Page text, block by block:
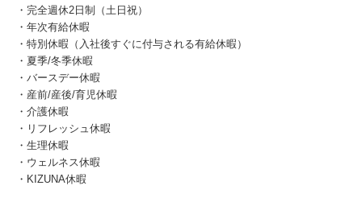
・完全週休2日制（土日祝）
・年次有給休暇
・特別休暇（入社後すぐに付与される有給休暇）
・夏季/冬季休暇
・バースデー休暇
・産前/産後/育児休暇
・介護休暇
・リフレッシュ休暇
・生理休暇
・ウェルネス休暇
・KIZUNA休暇